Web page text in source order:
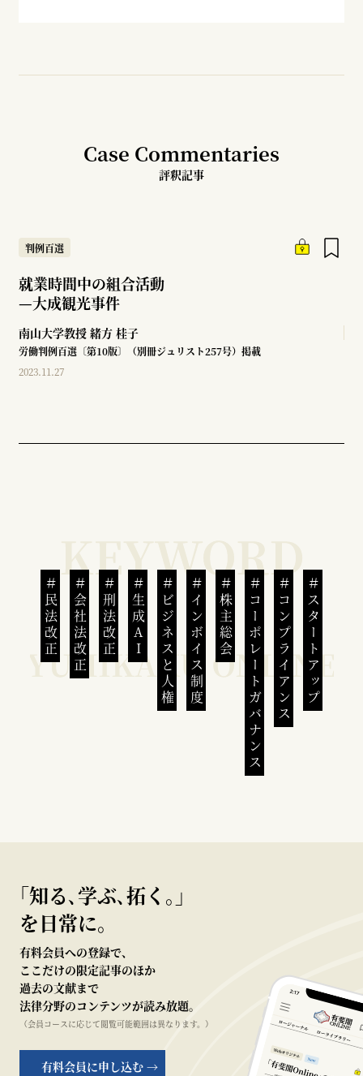
Case Commentaries
評釈記事
判例百選
就業時間中の組合活動
—大成観光事件
南山大学教授 緒方 桂子
労働判例百選〔第10版〕（別冊ジュリスト257号）掲載
2023.11.27
民法改正 会社法改正 刑法改正 生成AI ビジネスと人権インボイス制度 株主総会 コーポレートガバナンスコンプライアンススタートアップ
｢知る､学ぶ､拓く｡｣
を日常に。
有料会員への登録で、
ここだけの限定記事のほか
過去の文献まで
法律分野のコンテンツが読み放題。
（会員コースに応じて閲覧可能範囲は異なります。）
有料会員に申し込む →